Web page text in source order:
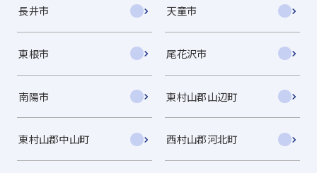
長井市 天童市
東根市 尾花沢市
南陽市 東村山郡山辺町
東村山郡中山町 西村山郡河北町